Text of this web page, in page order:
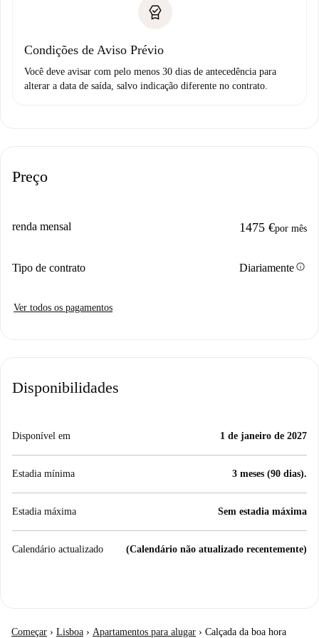
Condições de Aviso Prévio
Você deve avisar com pelo menos 30 dias de antecedência para
alterar a data de saída, salvo indicação diferente no contrato.
Preço
renda mensal 1475 €por mês
Tipo de contrato Diariamenteinfo
Ver todos os pagamentos
Disponibilidades
Disponível em 1 de janeiro de 2027
Estadia mínima 3 meses (90 dias).
Estadia máxima Sem estadia máxima
Calendário actualizado (Calendário não atualizado recentemente)
Começar › Lisboa › Apartamentos para alugar › Calçada da boa hora